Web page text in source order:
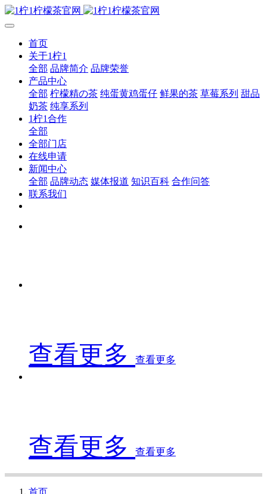
首页
关于1柠1
全部 品牌简介 品牌荣誉
产品中心
全部 柠檬精の茶 纯蛋黄鸡蛋仔 鲜果的茶 草莓系列 甜品
奶茶 纯享系列
1柠1合作
全部
全部门店
在线申请
新闻中心
全部 品牌动态 媒体报道 知识百科 合作问答
联系我们
查看更多 查看更多
查看更多 查看更多
首页